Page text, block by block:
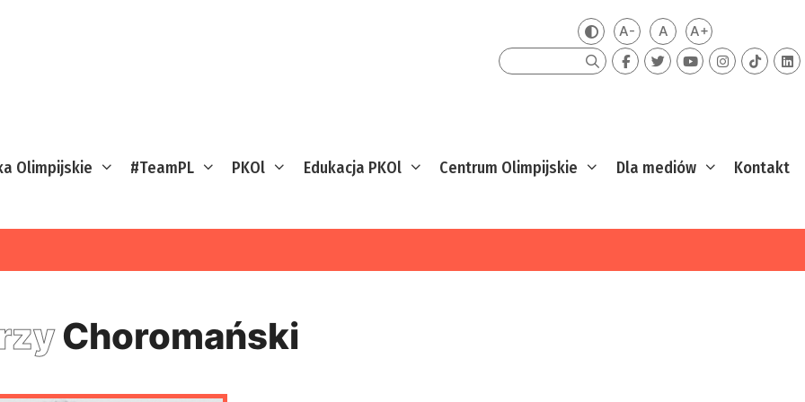
Zmień kontrast
A-Mniejsza czcionka
ADomyślna czcionka
A+Większa
Szukaj
Olimpijskie #TeamPL PKOl Edukacja PKOl Centrum Olimpijskie Dla mediów Kontakt
Choromański